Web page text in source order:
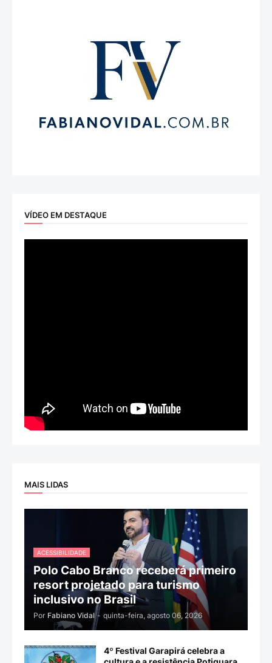
VÍDEO EM DESTAQUE
MAIS LIDAS
ACESSIBILIDADE
Polo Cabo Branco receberá primeiro
resort projetado para turismo
inclusivo no Brasil
Por Fabiano Vidal - quinta-feira, agosto 06, 2026
4º Festival Garapirá celebra a